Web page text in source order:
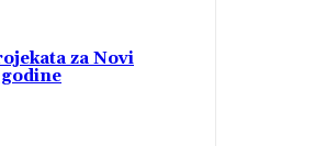
za Novi